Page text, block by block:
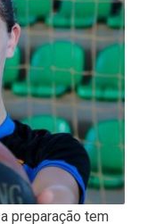
preparação tem